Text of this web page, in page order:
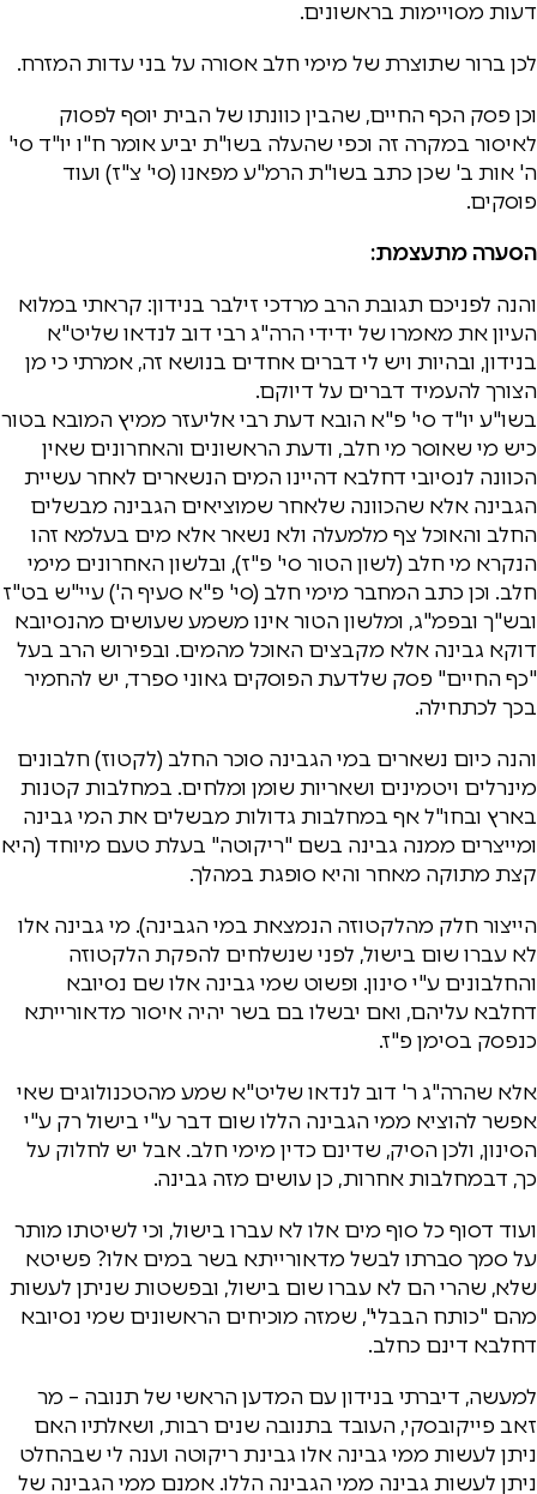
דעות מסויימות בראשונים.
לכן ברור שתוצרת של מימי חלב אסורה על בני עדות המזרח.
וכן פסק הכף החיים, שהבין כוונתו של הבית יוסף לפסוק
לאיסור במקרה זה וכפי שהעלה בשו"ת יביע אומר ח"ו יו"ד סי'
ה' אות ב' שכן כתב בשו"ת הרמ"ע מפאנו (סי' צ"ז) ועוד
פוסקים.
הסערה מתעצמת:
והנה לפניכם תגובת הרב מרדכי זילבר בנידון: קראתי במלוא
העיון את מאמרו של ידידי הרה"ג רבי דוב לנדאו שליט"א
בנידון, ובהיות ויש לי דברים אחדים בנושא זה, אמרתי כי מן
הצורך להעמיד דברים על דיוקם.
בשו"ע יו"ד סי' פ"א הובא דעת רבי אליעזר ממיץ המובא בטור
כיש מי שאוסר מי חלב, ודעת הראשונים והאחרונים שאין
הכוונה לנסיובי דחלבא דהיינו המים הנשארים לאחר עשיית
הגבינה אלא שהכוונה שלאחר שמוציאים הגבינה מבשלים
החלב והאוכל צף מלמעלה ולא נשאר אלא מים בעלמא זהו
הנקרא מי חלב (לשון הטור סי' פ"ז), ובלשון האחרונים מימי
חלב. וכן כתב המחבר מימי חלב (סי' פ"א סעיף ה') עיי"ש בט"ז
ובש"ך ובפמ"ג, ומלשון הטור אינו משמע שעושים מהנסיובא
דוקא גבינה אלא מקבצים האוכל מהמים. ובפירוש הרב בעל
"כף החיים" פסק שלדעת הפוסקים גאוני ספרד, יש להחמיר
בכך לכתחילה.
והנה כיום נשארים במי הגבינה סוכר החלב (לקטוז) חלבונים
מינרלים ויטמינים ושאריות שומן ומלחים. במחלבות קטנות
בארץ ובחו"ל אף במחלבות גדולות מבשלים את המי גבינה
ומייצרים ממנה גבינה בשם "ריקוטה" בעלת טעם מיוחד (היא
קצת מתוקה מאחר והיא סופגת במהלך.
הייצור חלק מהלקטוזה הנמצאת במי הגבינה). מי גבינה אלו
לא עברו שום בישול, לפני שנשלחים להפקת הלקטוזה
והחלבונים ע"י סינון. ופשוט שמי גבינה אלו שם נסיובא
דחלבא עליהם, ואם יבשלו בם בשר יהיה איסור מדאורייתא
כנפסק בסימן פ"ז.
אלא שהרה"ג ר' דוב לנדאו שליט"א שמע מהטכנולוגים שאי
אפשר להוציא ממי הגבינה הללו שום דבר ע"י בישול רק ע"י
הסינון, ולכן הסיק, שדינם כדין מימי חלב. אבל יש לחלוק על
כך, דבמחלבות אחרות, כן עושים מזה גבינה.
ועוד דסוף כל סוף מים אלו לא עברו בישול, וכי לשיטתו מותר
על סמך סברתו לבשל מדאורייתא בשר במים אלו? פשיטא
שלא, שהרי הם לא עברו שום בישול, ובפשטות שניתן לעשות
מהם "כותח הבבלי", שמזה מוכיחים הראשונים שמי נסיובא
דחלבא דינם כחלב.
למעשה, דיברתי בנידון עם המדען הראשי של תנובה – מר
זאב פייקובסקי, העובד בתנובה שנים רבות, ושאלתיו האם
ניתן לעשות ממי גבינה אלו גבינת ריקוטה וענה לי שבהחלט
ניתן לעשות גבינה ממי הגבינה הללו. אמנם ממי הגבינה של